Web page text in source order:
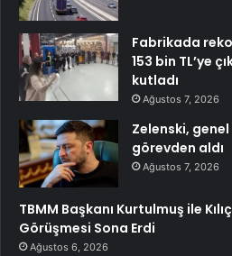
Fabrikada
153 bin TL’ye
kutladı
Ağustos 7, 2026
Zelenski, genel
görevden aldı
Ağustos 7, 2026
TBMM Başkanı Kurtulmuş ile
Görüşmesi Sona Erdi
Ağustos 6, 2026